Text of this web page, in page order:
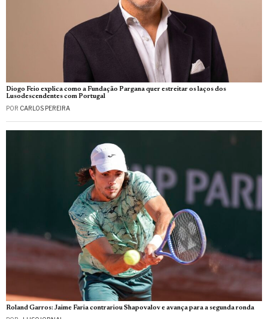
Diogo Feio explica como a Fundação Pargana quer estreitar os laços dos
Lusodescendentes com Portugal
POR CARLOS PEREIRA
Roland Garros: Jaime Faria contrariou Shapovalov e avança para a segunda ronda